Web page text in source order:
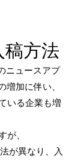
方法
ニュースアプ
増加に伴い、
いる企業も増
が、
が異なり、入